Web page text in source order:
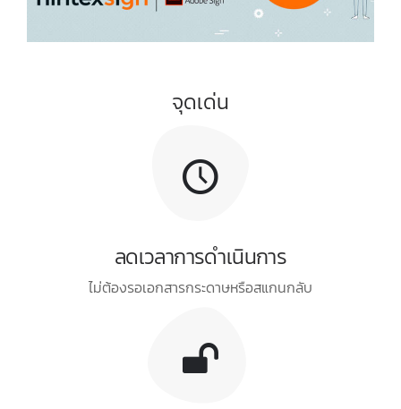
จุดเด่น
ลดเวลาการดำเนินการ
ไม่ต้องรอเอกสารกระดาษหรือสแกนกลับ